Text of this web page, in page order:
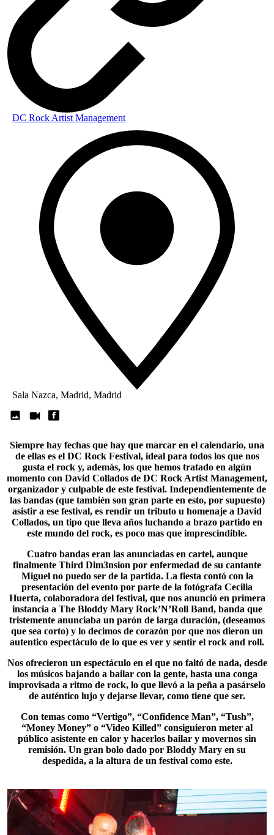
DC Rock Artist Management
Sala Nazca, Madrid, Madrid
Siempre hay fechas que hay que marcar en el calendario, una
de ellas es el DC Rock Festival, ideal para todos los que nos
gusta el rock y, además, los que hemos tratado en algún
momento con David Collados de DC Rock Artist Management,
organizador y culpable de este festival. Independientemente de
las bandas (que también son gran parte en esto, por supuesto)
asistir a ese festival, es rendir un tributo u homenaje a David
Collados, un tipo que lleva años luchando a brazo partido en
este mundo del rock, es poco mas que imprescindible.
Cuatro bandas eran las anunciadas en cartel, aunque
finalmente Third Dim3nsion por enfermedad de su cantante
Miguel no puedo ser de la partida. La fiesta contó con la
presentación del evento por parte de la fotógrafa Cecilia
Huerta, colaboradora del festival, que nos anunció en primera
instancia a The Bloddy Mary Rock’N’Roll Band, banda que
tristemente anunciaba un parón de larga duración, (deseamos
que sea corto) y lo decimos de corazón por que nos dieron un
autentico espectáculo de lo que es ver y sentir el rock and roll.
Nos ofrecieron un espectáculo en el que no faltó de nada, desde
los músicos bajando a bailar con la gente, hasta una conga
improvisada a ritmo de rock, lo que llevó a la peña a pasárselo
de auténtico lujo y dejarse llevar, como tiene que ser.
Con temas como “Vertigo”, “Confidence Man”, “Tush”,
“Money Money” o “Video Killed” consiguieron meter al
público asistente en calor y hacerlos bailar y movernos sin
remisión. Un gran bolo dado por Bloddy Mary en su
despedida, a la altura de un festival como este.